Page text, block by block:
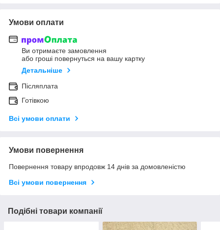
Умови оплати
Ви отримаєте замовлення
або гроші повернуться на вашу картку
Детальніше
Післяплата
Готівкою
Всі умови оплати
Умови повернення
Повернення товару впродовж 14 днів за домовленістю
Всі умови повернення
Подібні товари компанії